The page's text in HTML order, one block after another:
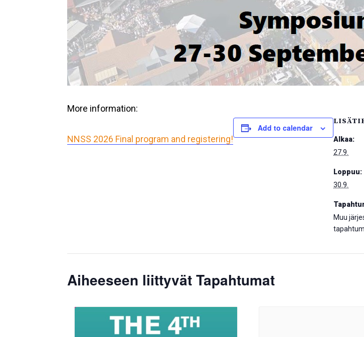
More information:
NNSS 2026 Final program and registering!
Add to calendar
Alkaa:
27.9.
Loppuu:
30.9.
Muu
Aiheeseen liittyvät Tapahtumat